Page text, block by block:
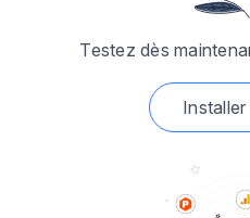
Testez dès